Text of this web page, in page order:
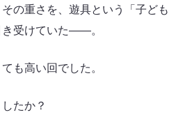
の重さを、遊具という「子ども
き受けていた――。
も高い回でした。
たか？